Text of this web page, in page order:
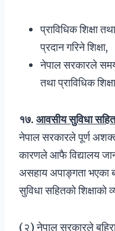
प्राविधिक शिक्षा
प्रदान गरिने शिक्षा,
नेपाल सरकारले
तथा प्राविधिक
१७. आवसीय सुविधा
नेपाल सरकारले पूर्ण
कारणले आफै विद्यालय
असहाय अपाङ्गता भएका
सुविधा सहितको शिक्षाको
(२) नेपाल सरकारले